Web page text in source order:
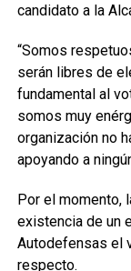
candidato a la
“Somos
serán libres de
fundamental al
somos muy
organización no
apoyando a
Por el momento,
existencia de un
Autodefensas el
respecto.